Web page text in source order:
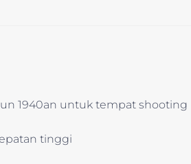
1940an untuk tempat shooting
tinggi